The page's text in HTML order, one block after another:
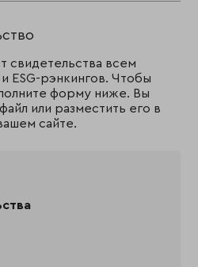
свидетельства всем
ESG-рэнкингов. Чтобы
форму ниже. Вы
или разместить его в
сайте.